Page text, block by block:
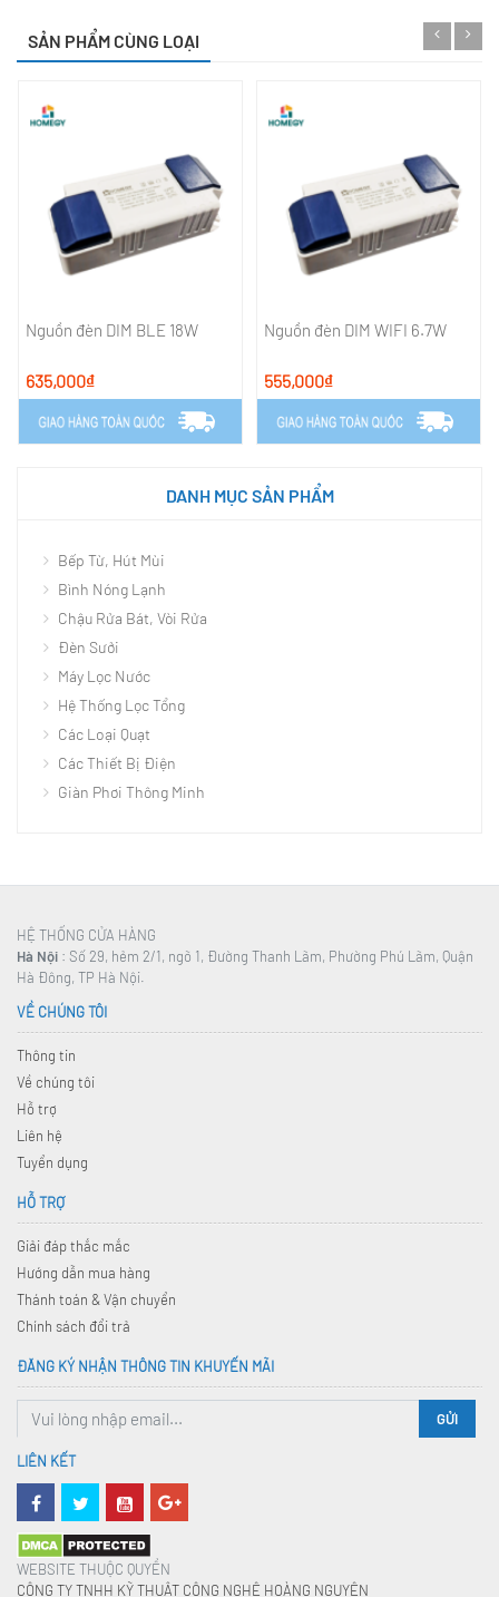
SẢN PHẨM CÙNG LOẠI
Nguồn đèn DIM BLE 18W
635,000₫
Nguồn đèn DIM WIFI 6.7W
555,000₫
DANH MỤC SẢN PHẨM
Bếp Từ, Hút Mùi
Bình Nóng Lạnh
Chậu Rửa Bát, Vòi Rửa
Đèn Sưởi
Máy Lọc Nước
Hệ Thống Lọc Tổng
Các Loại Quạt
Các Thiết Bị Điện
Giàn Phơi Thông Minh
HỆ THỐNG CỬA HÀNG
Hà Nội : Số 29, hẻm 2/1, ngõ 1, Đường Thanh Lãm, Phường Phú Lãm, Quận
Hà Đông, TP Hà Nội.
VỀ CHÚNG TÔI
Thông tin
Về chúng tôi
Hỗ trợ
Liên hệ
Tuyển dụng
HỖ TRỢ
Giải đáp thắc mắc
Hướng dẫn mua hàng
Thánh toán & Vận chuyển
Chính sách đổi trả
ĐĂNG KÝ NHẬN THÔNG TIN KHUYẾN MÃI
GỬI
LIÊN KẾT
WEBSITE THUỘC QUYỀN
CÔNG TY TNHH KỸ THUẬT CÔNG NGHỆ HOÀNG NGUYÊN